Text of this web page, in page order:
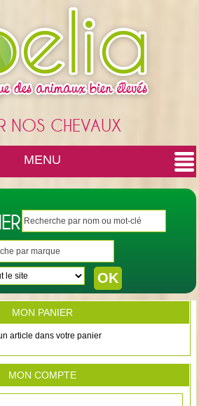
NOS CHEVAUX
MENU
MON PANIER
article dans votre panier
MON COMPTE